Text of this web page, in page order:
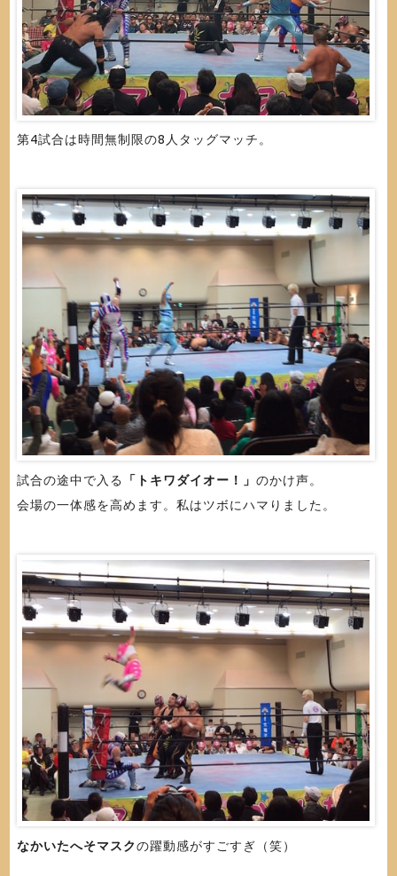
第4試合は時間無制限の8人タッグマッチ。
試合の途中で入る 「トキワダイオー！」 のかけ声。
会場の一体感を高めます。私はツボにハマりました。
なかいたへそマスクの躍動感がすごすぎ（笑）